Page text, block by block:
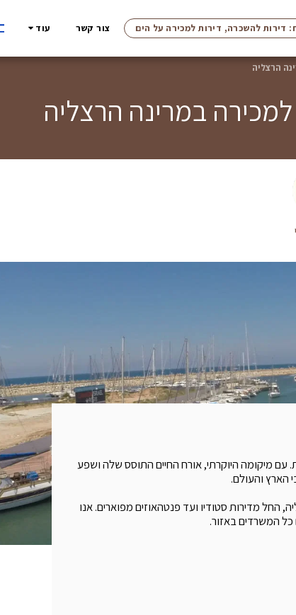
דירות להשכרה, דירות למכירה על הים צור קשר עוד
הרצליה
למכירה במרינה הרצליה
עם מיקומה היוקרתי, אורח החיים התוסס שלה ושפע
הארץ והעולם.
החל מדירות סטודיו ועד פנטהאוזים מפוארים. אנו
המשרדים באזור.